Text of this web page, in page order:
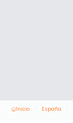
Inicio España